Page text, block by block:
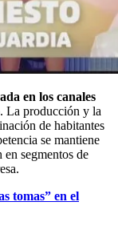
en los canales
. La producción y la
de habitantes
se mantiene
segmentos de
tomas” en el